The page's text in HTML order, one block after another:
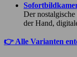
Der
der Hand,
👉 Alle Varianten